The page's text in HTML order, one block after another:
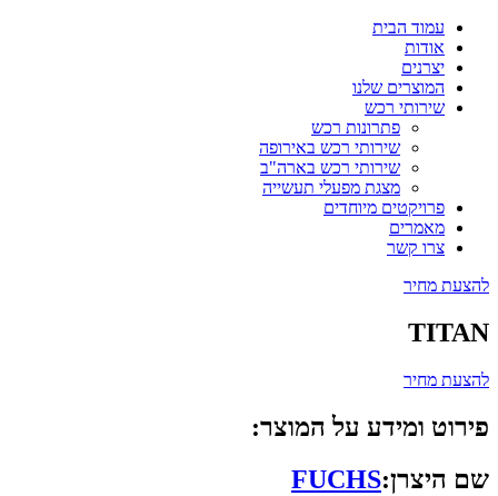
עמוד הבית
אודות
יצרנים
המוצרים שלנו
שירותי רכש
פתרונות רכש
שירותי רכש באירופה
שירותי רכש בארה"ב
מצגת מפעלי תעשייה
פרויקטים מיוחדים
מאמרים
צרו קשר
להצעת מחיר
TITAN
להצעת מחיר
פירוט ומידע על המוצר:
שם היצרן:FUCHS